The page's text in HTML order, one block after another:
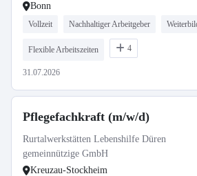
Bonn
Vollzeit Nachhaltiger Arbeitgeber
Flexible Arbeitszeiten 4
31.07.2026
Pflegefachkraft (m/w/d)
Rurtalwerkstätten Lebenshilfe Düren
gemeinnützige GmbH
Kreuzau-Stockheim